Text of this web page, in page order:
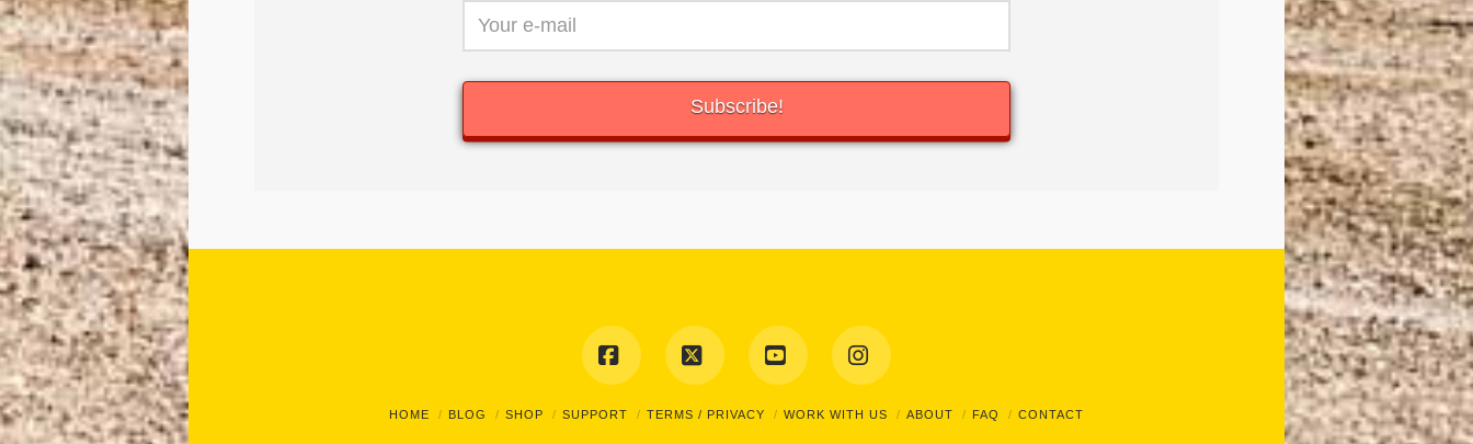
Facebook
X YouTubeInstagram
HOME BLOG SHOP SUPPORT TERMS / PRIVACY WORK WITH US ABOUT FAQ CONTACT